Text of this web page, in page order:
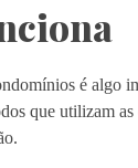
é algo
que utilizam